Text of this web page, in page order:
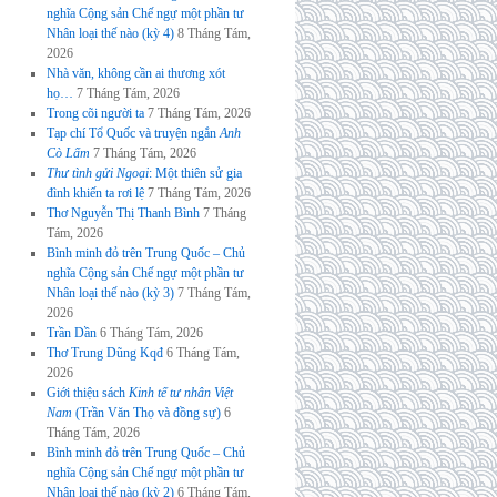
nghĩa Cộng sản Chế ngự một phần tư
Nhân loại thế nào (kỳ 4) 8 Tháng Tám,
2026
Nhà văn, không cần ai thương xót
họ… 7 Tháng Tám, 2026
Trong cõi người ta 7 Tháng Tám, 2026
Tạp chí Tổ Quốc và truyện ngắnAnh
Cò Lấm 7 Tháng Tám, 2026
Thư tình gửi Ngoại: Một thiên sử gia
đình khiến ta rơi lệ 7 Tháng Tám, 2026
Thơ Nguyễn Thị Thanh Bình 7 Tháng
Tám, 2026
Bình minh đỏ trên Trung Quốc – Chủ
nghĩa Cộng sản Chế ngự một phần tư
Nhân loại thế nào (kỳ 3) 7 Tháng Tám,
2026
Trần Dần 6 Tháng Tám, 2026
Thơ Trung Dũng Kqđ 6 Tháng Tám,
2026
Giới thiệu sách Kinh tế tư nhân Việt
Nam (Trần Văn Thọ và đồng sự) 6
Tháng Tám, 2026
Bình minh đỏ trên Trung Quốc – Chủ
nghĩa Cộng sản Chế ngự một phần tư
Nhân loại thế nào (kỳ 2) 6 Tháng Tám,